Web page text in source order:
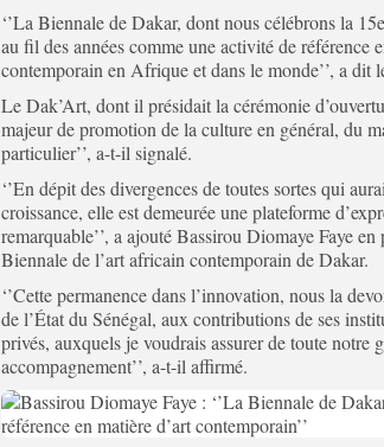
‘’La Biennale de Dakar, dont nous célébrons la
au fil des années comme une activité de référence
contemporain en Afrique et dans le monde’’, a dit
Le Dak’Art, dont il présidait la cérémonie
majeur de promotion de la culture en général, du
particulier’’, a-t-il signalé.
‘’En dépit des divergences de toutes sortes qui
croissance, elle est demeurée une plateforme
remarquable’’, a ajouté Bassirou Diomaye Faye
Biennale de l’art africain contemporain de Dakar.
‘’Cette permanence dans l’innovation, nous la
de l’État du Sénégal, aux contributions de ses
privés, auxquels je voudrais assurer de toute notre
accompagnement’’, a-t-il affirmé.